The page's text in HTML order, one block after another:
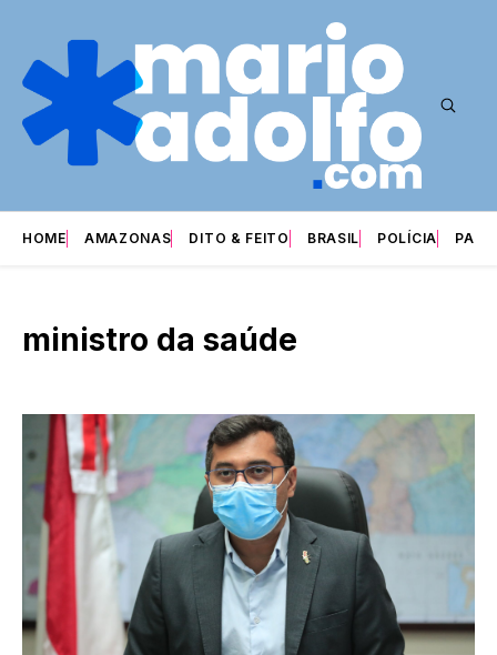
HOME AMAZONAS DITO & FEITO BRASIL POLÍCIA
ministro da saúde